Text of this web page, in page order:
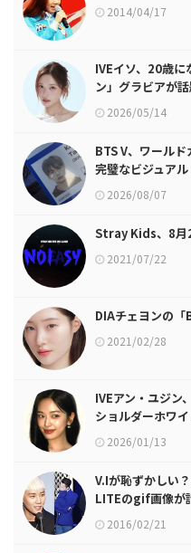
2014/04/17
IVEイソ、20歳に
ン」グラビアが
2026/05/14
BTS V、ワール
完璧なビジュアル
2026/08/07
Stray Kids、8月
2021/07/22
DIAチェヨンの
2021/02/28
IVEアン・ユジン
ショルダーホワ
2026/01/13
V.Iが恥ずかしい
LITEのgif画像が
2016/02/21